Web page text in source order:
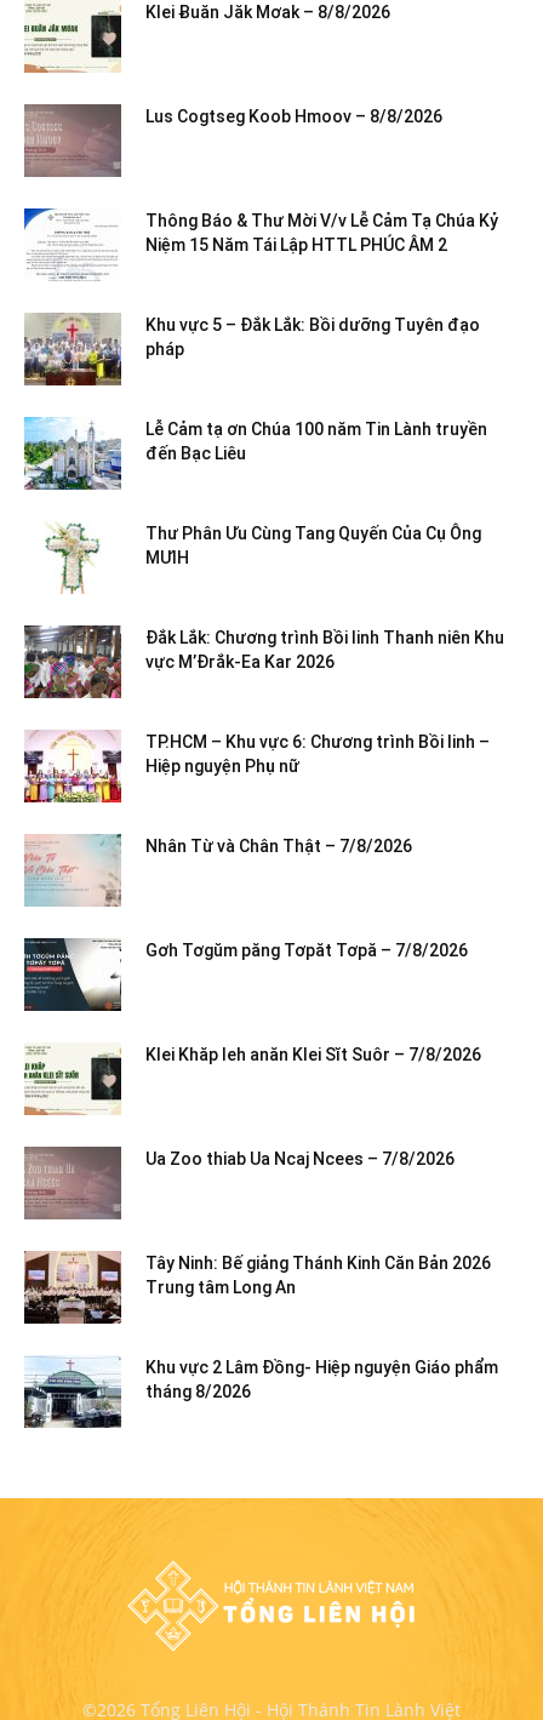
Klei Ƀuăn Jăk Mơak – 8/8/2026
Lus Cogtseg Koob Hmoov – 8/8/2026
Thông Báo & Thư Mời V/v Lễ Cảm Tạ Chúa Kỷ
Niệm 15 Năm Tái Lập HTTL PHÚC ÂM 2
Khu vực 5 – Đắk Lắk: Bồi dưỡng Tuyên đạo
pháp
Lễ Cảm tạ ơn Chúa 100 năm Tin Lành truyền
đến Bạc Liêu
Thư Phân Ưu Cùng Tang Quyến Của Cụ Ông
MƯIH
Đắk Lắk: Chương trình Bồi linh Thanh niên Khu
vực M’Đrắk-Ea Kar 2026
TP.HCM – Khu vực 6: Chương trình Bồi linh –
Hiệp nguyện Phụ nữ
Nhân Từ và Chân Thật – 7/8/2026
Gơh Tơgŭm păng Tơpăt Tơpă – 7/8/2026
Klei Khăp leh anăn Klei Sĭt Suôr – 7/8/2026
Ua Zoo thiab Ua Ncaj Ncees – 7/8/2026
Tây Ninh: Bế giảng Thánh Kinh Căn Bản 2026
Trung tâm Long An
Khu vực 2 Lâm Đồng- Hiệp nguyện Giáo phẩm
tháng 8/2026
©2026 Tổng Liên Hội - Hội Thánh Tin Lành Việt